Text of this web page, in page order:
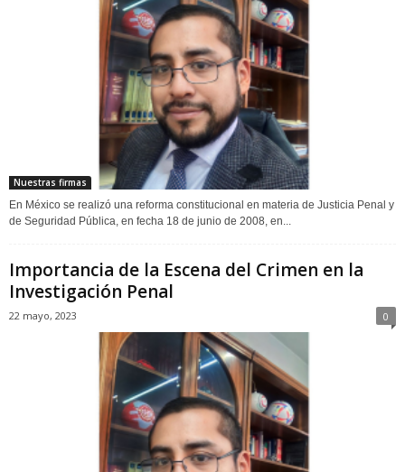
Nuestras firmas
En México se realizó una reforma constitucional en materia de Justicia Penal y
de Seguridad Pública, en fecha 18 de junio de 2008, en...
Importancia de la Escena del Crimen en la
Investigación Penal
22 mayo, 2023 0